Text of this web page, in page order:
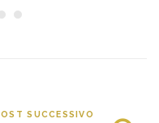
SUCCESSIVO